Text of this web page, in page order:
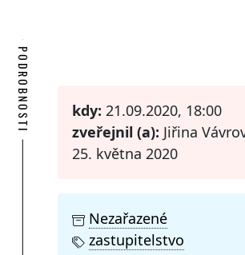
PODROBNOSTI kdy: 21.09.2020, 18:00
zveřejnil (a): Jiřina
25. května 2020
Nezařazené
zastupitelstvo